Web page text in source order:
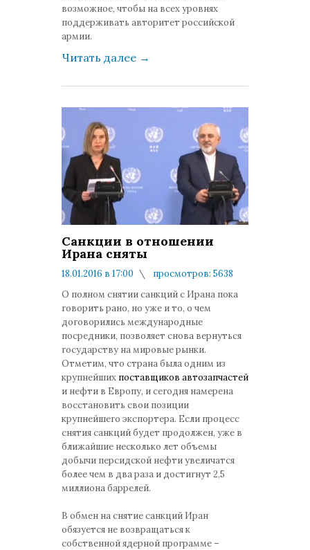
возможное, чтобы на всех уровнях
поддерживать авторитет российской
армии.
Читать далее →
Санкции в отношении
Ирана сняты
18.01.2016 в 17:00
просмотров: 5638
О полном снятии санкций с Ирана пока
говорить рано, но уже и то, о чем
договорились международные
посредники, позволяет снова вернуться
государству на мировые рынки.
Отметим, что страна была одним из
крупнейших поставщиков автозапчастей
и нефти в Европу, и сегодня намерена
восстановить свои позиции
крупнейшего экспортера. Если процесс
снятия санкций будет продолжен, уже в
ближайшие несколько лет объемы
добычи персидской нефти увеличатся
более чем в два раза и достигнут 2,5
миллиона баррелей.
В обмен на снятие санкций Иран
обязуется не возвращаться к
собственной ядерной программе –